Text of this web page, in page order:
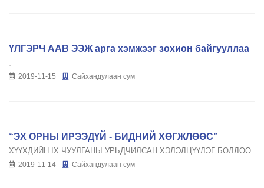
ҮЛГЭРЧ ААВ ЭЭЖ арга хэмжээг зохион байгууллаа
,
2019-11-15 Сайхандулаан сум
“ЭХ ОРНЫ ИРЭЭДҮЙ - БИДНИЙ ХӨГЖЛӨӨС”
ХҮҮХДИЙН IX ЧУУЛГАНЫ УРЬДЧИЛСАН ХЭЛЭЛЦҮҮЛЭГ БОЛЛОО.
2019-11-14 Сайхандулаан сум